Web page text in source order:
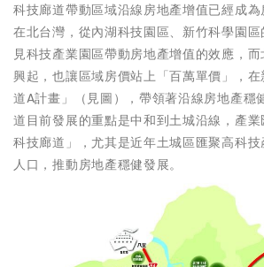
科技廊道帶動區域沿線房地產增值已經成為
在北台灣，從內湖科技園區、新竹科學園
見科技產業園區帶動房地產增值的效應，
興起，也讓區域房價站上「百萬單價」，
道A計畫」（見圖），帶領著沿線房地產穩
道目前發展的重點是中和到土城沿線，產
科技廊道」，尤其是近年土城區匯聚高科
人口，推動房地產穩健發展。